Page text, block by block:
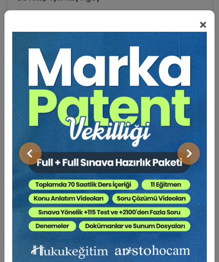
×
Önceki Sonraki
Tüm Dünya'da olduğu gibi Ülkemizde de, yargıya
yansımış hukuki uyuşmazlıkların önemli bir bölümünün
sözleşme kaynaklı borç ilişkilerinden doğduğu,
rahatlıkla söylenebilir. Sözleşme hukuku alanındaki yargı
kararlarının tasnif edilmesi ve analiz edilerek
aktarılması, hepimiz için oldukça önemli bir bilimsel
kaynak ihtiyacıdır.
Özellikle, yargı uygulamamızı dikkate alırsak hem
avukatların hem de hâkimlerin emsal yargı kararlarına
(belki de gereğinden fazla) önem ve öncelik verdiklerini
görürüz. Böyle olmasına rağmen, Ülkemizde bu tür karar
analizi çalışmalarının yeterince yapıldığını
söyleyemeyiz.
Bu ihtiyaç tespitinden yola çıkarak, avukat
meslektaşlara yönelik bir seminer çalışması tasarladım
ve Türkiye Barolar Birliği Eğitim Merkezi'nin harika
organizasyonuyla, 13 Ocak 2019 tarihinde Ankara'da